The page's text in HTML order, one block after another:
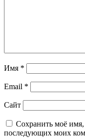
Имя *
Email *
Сайт
Сохранить моё имя,
последующих моих